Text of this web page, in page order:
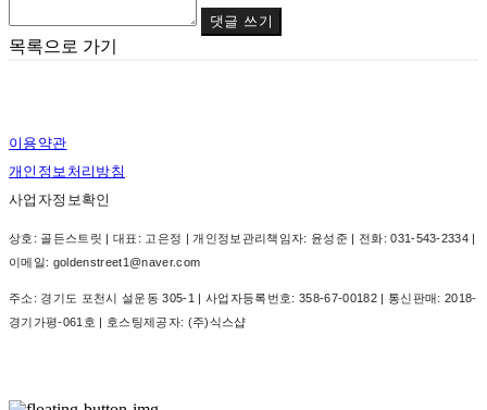
댓글 쓰기
목록으로 가기
이용약관
개인정보처리방침
사업자정보확인
상호: 골든스트릿 | 대표: 고은정 | 개인정보관리책임자: 윤성준 | 전화: 031-543-2334 |
이메일: goldenstreet1@naver.com
주소: 경기도 포천시 설운동 305-1 | 사업자등록번호: 358-67-00182| 통신판매: 2018-
경기가평-061호 | 호스팅제공자: (주)식스샵